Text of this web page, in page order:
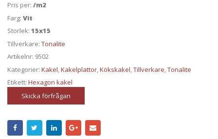
Pris per: /m2
Farg: Vit
Storlek: 15x15
Tillverkare: Tonalite
Artikelnr: 9502
Kategorier: Kakel,Kakelplattor,Kökskakel,Tillverkare,Tonalite
Etikett: Hexagon kakel
Skicka förfrågan